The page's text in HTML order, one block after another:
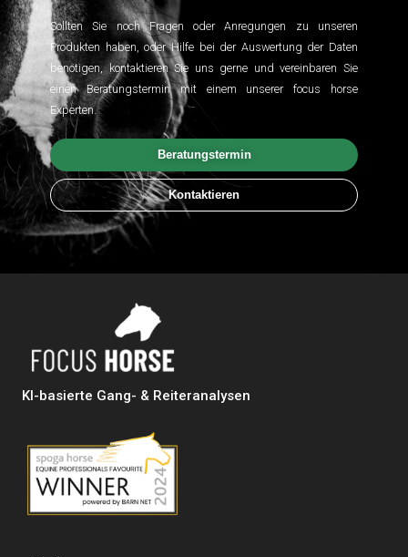
Sollten Sie noch Fragen oder Anregungen zu unseren
Produkten haben, oder Hilfe bei der Auswertung der Daten
benötigen, kontaktieren Sie uns gerne und vereinbaren Sie
einen Beratungstermin mit einem unserer focus horse
Experten.
Beratungstermin
Kontaktieren
KI-basierte Gang- & Reiteranalysen